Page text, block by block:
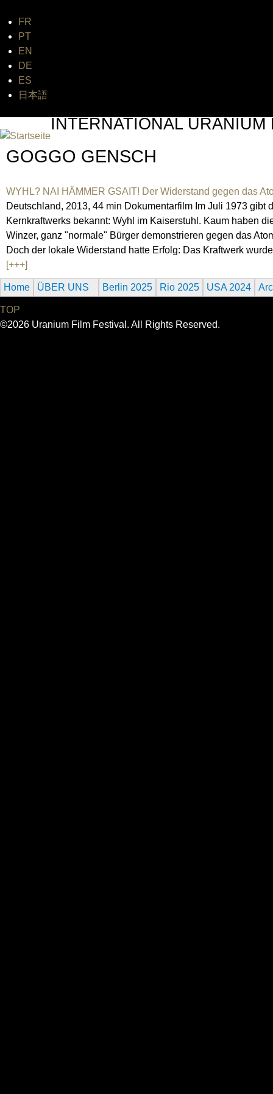
FR
PT
EN
DE
ES
日本語
INTERNATIONAL URANIUM
GOGGO GENSCH
WYHL? NAI HÄMMER GSAIT! Der Widerstand gegen das
Deutschland, 2013, 44 min Dokumentarfilm Im Juli 1973
Kernkraftwerks bekannt: Wyhl im Kaiserstuhl. Kaum haben
Winzer, ganz "normale" Bürger demonstrieren gegen das
Doch der lokale Widerstand hatte Erfolg: Das Kraftwerk
[+++]
Home ÜBER UNS Berlin 2025 Rio 2025 USA 2024
TOP
©2026 Uranium Film Festival. All Rights Reserved.